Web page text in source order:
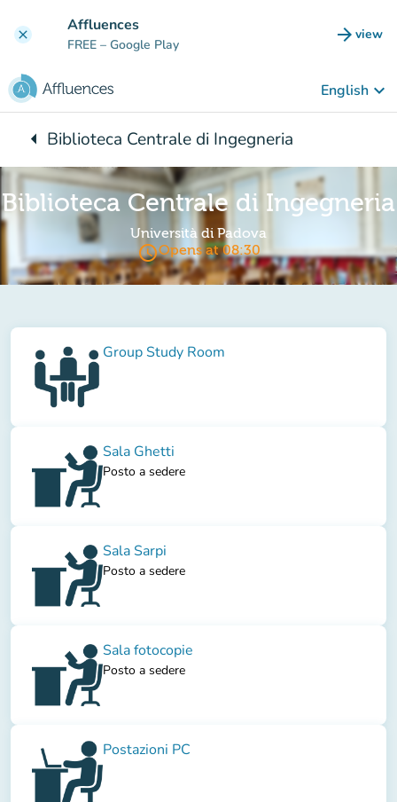
clear Affluences
FREE – Google Play arrow_forward view
(new
English keyboard_arrow_down
arrow_leftBack to:
Biblioteca Centrale di Ingegneria
Biblioteca Centrale di Ingegneria
Università di Padova
access_timeOpens at 08:30
Group Study Room
Sala Ghetti
Posto a sedere
Sala Sarpi
Posto a sedere
Sala fotocopie
Posto a sedere
Postazioni PC